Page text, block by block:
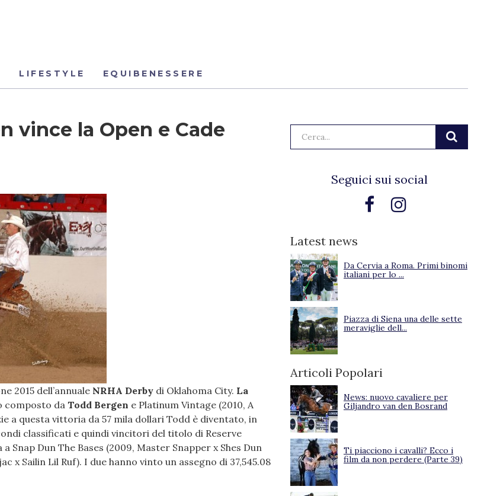
LIFESTYLE EQUIBENESSERE
vince la Open e Cade
2015 dell’annuale NRHA Derby di Oklahoma City. La
composto da Todd Bergen e Platinum Vintage (2010, A
a questa vittoria da 57 mila dollari Todd è diventato, in
classificati e quindi vincitori del titolo di Reserve
a Snap Dun The Bases (2009, Master Snapper x Shes Dun
x Sailin Lil Ruf). I due hanno vinto un assegno di 37,545.08
Seguici sui social
Latest news
Da Cervia a Roma. Primi binomi
italiani per lo ...
Piazza di Siena una delle sette
meraviglie dell...
Articoli Popolari
News: nuovo cavaliere per
Giljandro van den Bosrand
Ti piacciono i cavalli? Ecco i
film da non perdere (Parte 39)